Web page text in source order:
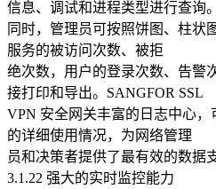
信息、调试和进程类型进行查询。
同时，管理员可按照饼图、柱状
服务的被访问次数、被拒
绝次数，用户的登录次数、告警
接打印和导出。SANGFOR SSL
VPN 安全网关丰富的日志中心
的详细使用情况，为网络管理
员和决策者提供了最有效的数据
3.1.22 强大的实时监控能力